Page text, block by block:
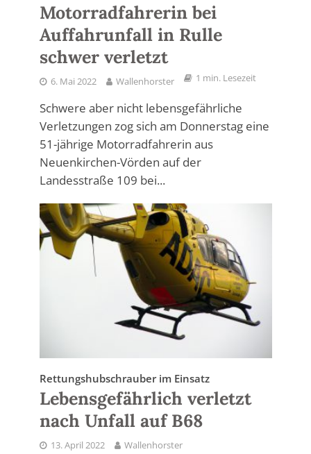
Motorradfahrerin bei
Auffahrunfall in Rulle
schwer verletzt
6. Mai 2022 Wallenhorster 1 min. Lesezeit
Schwere aber nicht lebensgefährliche
Verletzungen zog sich am Donnerstag eine
51-jährige Motorradfahrerin aus
Neuenkirchen-Vörden auf der
Landesstraße 109 bei...
Rettungshubschrauber im Einsatz
Lebensgefährlich verletzt
nach Unfall auf B68
13. April 2022 Wallenhorster